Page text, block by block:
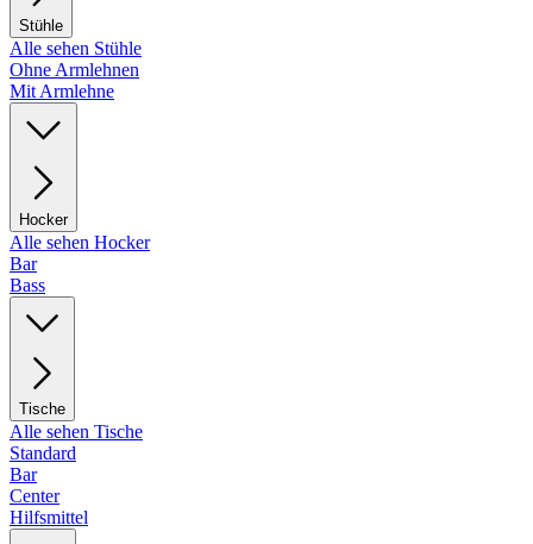
Stühle
Alle sehen Stühle
Ohne Armlehnen
Mit Armlehne
Hocker
Alle sehen Hocker
Bar
Bass
Tische
Alle sehen Tische
Standard
Bar
Center
Hilfsmittel